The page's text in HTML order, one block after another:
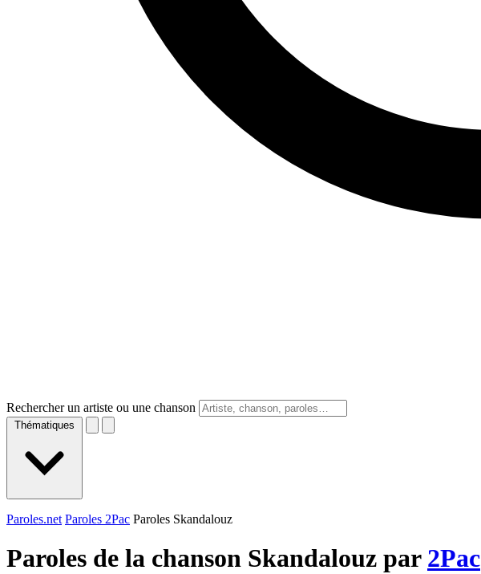
Rechercher un artiste ou une chanson
Thématiques
Paroles.net Paroles 2Pac Paroles Skandalouz
Paroles de la chanson Skandalouz par 2Pac